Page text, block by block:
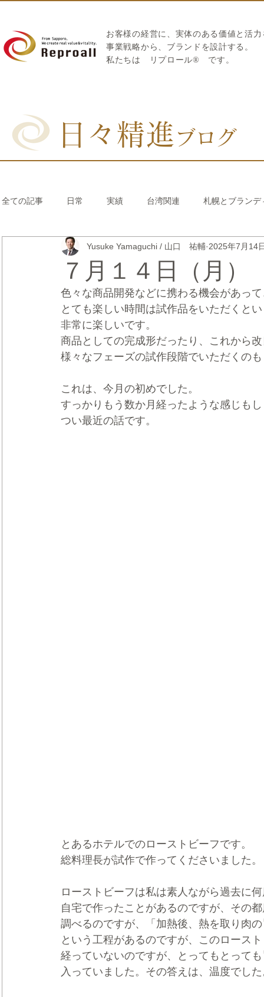
お客様の経営に、実体のある価値と活
​事業戦略から、ブランドを設計する。
私たちは
リプロール® です。
日々精進 ブログ
全ての記事 日常 実績 台湾関連 札幌とブランデ
リブランディング® さとうきび繊維のストロー 中国
CRMブランディング® デジタルマーケティングブランデ
７月１４日（月
Yusuke Yamaguchi / 山口 祐輔 2025年7月14
色々な商品開発などに携わる機会があっ
とても楽しい時間は試作品をいただくと
非常に楽しいです。
商品としての完成形だったり、これから
様々なフェーズの試作段階でいただくの
これは、今月の初めでした。
すっかりもう数か月経ったような感じも
つい最近の話です。
とあるホテルでのローストビーフです。
総料理長が試作で作ってくださいました。
ローストビーフは私は素人ながら過去に
自宅で作ったことがあるのですが、その
調べるのですが、「加熱後、熱を取り肉
という工程があるのですが、このロース
経っていないのですが、とってもとって
入っていました。その答えは、温度でし